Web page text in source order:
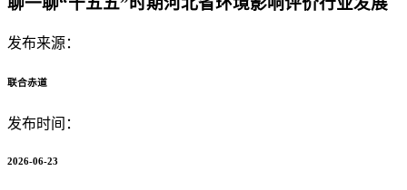
发布来源：
联合赤道
发布时间：
2026-06-23